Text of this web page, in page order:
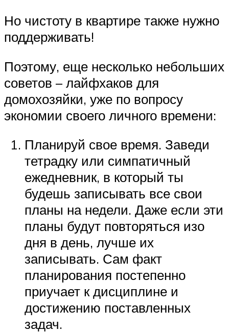
Но чистоту в квартире также нужно
поддерживать!
Поэтому, еще несколько небольших
советов – лайфхаков для
домохозяйки, уже по вопросу
экономии своего личного времени:
Планируй свое время. Заведи
тетрадку или симпатичный
ежедневник, в который ты
будешь записывать все свои
планы на недели. Даже если эти
планы будут повторяться изо
дня в день, лучше их
записывать. Сам факт
планирования постепенно
приучает к дисциплине и
достижению поставленных
задач.